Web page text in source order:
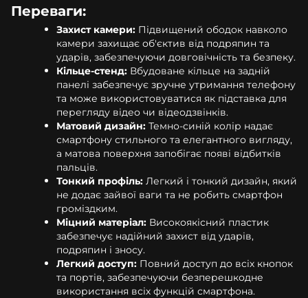
Переваги:
Захист камери: Підвищений ободок навколо
камери захищає об'єктив від подряпин та
ударів, забезпечуючи довговічність та безпеку.
Кільце-стенд: Вбудоване кільце на задній
панелі забезпечує зручне утримання телефону
та може використовуватися як підставка для
перегляду відео чи відеодзвінків.
Матовий дизайн: Темно-синій колір надає
смартфону стильного та елегантного вигляду,
а матова поверхня запобігає появі відбитків
пальців.
Тонкий профіль: Легкий і тонкий дизайн, який
не додає зайвої ваги та не робить смартфон
громіздким.
Міцний матеріал: Високоякісний пластик
забезпечує надійний захист від ударів,
подряпин і зносу.
Легкий доступ: Повний доступ до всіх кнопок
та портів, забезпечуючи безперешкодне
використання всіх функцій смартфона.